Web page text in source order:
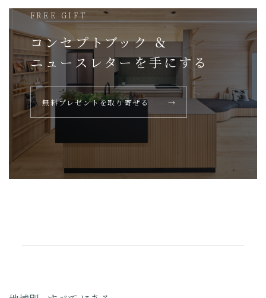
FREE GIFT
コンセプトブック ＆
ニュースレターを手にする
無料プレゼントを取り寄せる →